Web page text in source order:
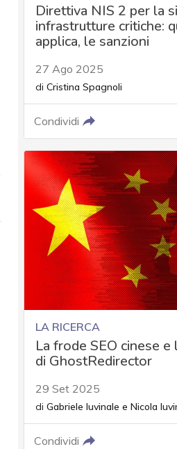
Direttiva NIS 2 per la
infrastrutture critiche:
applica, le sanzioni
27 Ago 2025
di Cristina Spagnoli
Condividi
LA RICERCA
La frode SEO cinese
di GhostRedirector
29 Set 2025
di Gabriele Iuvinale e Nicola
Condividi